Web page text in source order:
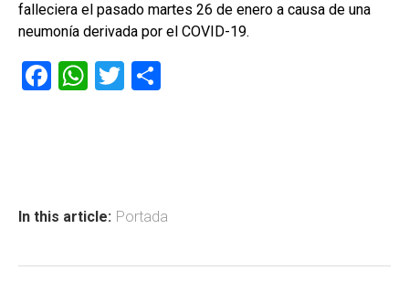
falleciera el pasado martes 26 de enero a causa de una
neumonía derivada por el COVID-19.
F
ok
W
p
T
tir
In this article: Portada